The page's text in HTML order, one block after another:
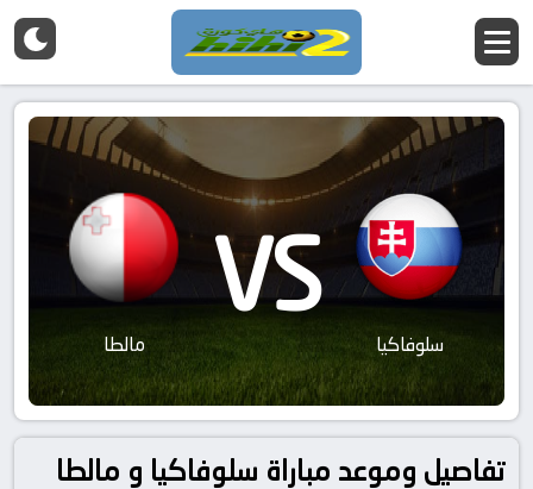
سلوفاكيا VS مالطا
تفاصيل وموعد مباراة سلوفاكيا و مالطا